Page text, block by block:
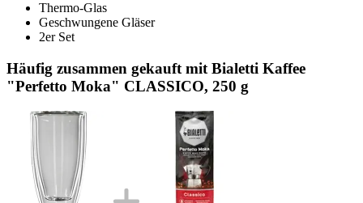
Thermo-Glas
Geschwungene Gläser
2er Set
Häufig zusammen gekauft mit Bialetti Kaffee
"Perfetto Moka" CLASSICO, 250 g